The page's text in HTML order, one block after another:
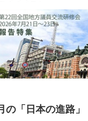
の「日本の進路」